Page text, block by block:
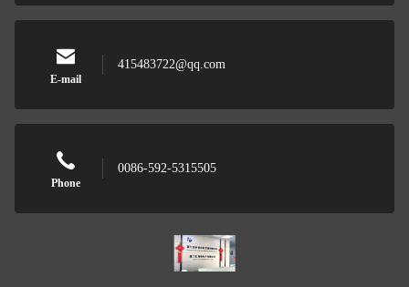
E-mail
415483722@qq.com
Phone
0086-592-5315505